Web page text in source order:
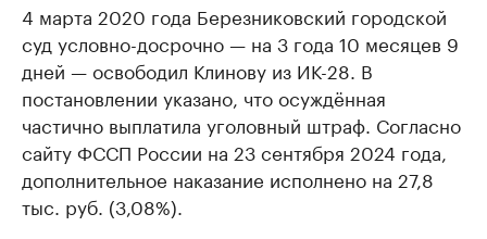
4 марта 2020 года Березниковский городской
суд условно-досрочно — на 3 года 10 месяцев 9
дней — освободил Клинову из ИК-28. В
постановлении указано, что осуждённая
частично выплатила уголовный штраф. Согласно
сайту ФССП России на 23 сентября 2024 года,
дополнительное наказание исполнено на 27,8
тыс. руб. (3,08%).